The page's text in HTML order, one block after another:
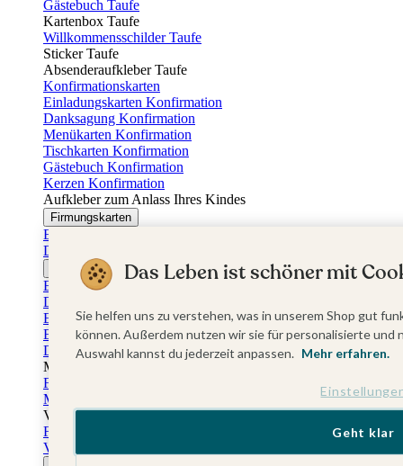
Gästebuch Taufe
Kartenbox Taufe
Willkommensschilder Taufe
Sticker Taufe
Absenderaufkleber Taufe
Konfirmationskarten
Einladungskarten Konfirmation
Danksagung Konfirmation
Menükarten Konfirmation
Tischkarten Konfirmation
Gästebuch Konfirmation
Kerzen Konfirmation
Aufkleber zum Anlass Ihres Kindes
Firmungskarten
Einladungskarten Firmung
Dankeskarten Firmung
Jugendweihekarten
Einladungskarten Jugendweihe
Dankeskarten Jugendweihe
Einschulungskarten
Einladungskarten Einschulung
Danksagung Einschulung
Muttertag
Fotogeschenke Muttertag
Muttertagskarten
Vatertag
Fotogeschenke Vatertag
Vatertagskarten
Das Leben ist schöner mit
Sie helfen uns zu verstehen, was in unserem Shop gut
können. Außerdem nutzen wir sie für personalisierte
Auswahl kannst du jederzeit anpassen. Mehr erfahren.
Geht klar